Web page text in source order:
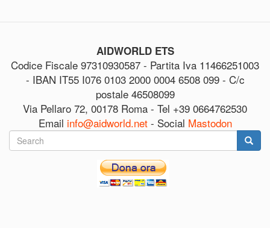
AIDWORLD ETS
Codice Fiscale 97310930587 - Partita Iva 11466251003
- IBAN IT55 I076 0103 2000 0004 6508 099 - C/c
postale 46508099
Via Pellaro 72, 00178 Roma - Tel +39 0664762530
Email info@aidworld.net- Social Mastodon
Search